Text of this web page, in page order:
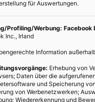
für Auswertungen.
Profiling/Werbung: Facebook
Inc., Irland
Information
Erhebung von
Daten über die
und Speicherung
von Werbenetzwerken;
Wiedererkennung und